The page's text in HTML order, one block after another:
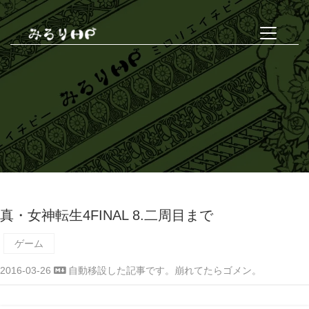
真・女神転生4FINAL 8.二周目まで
ゲーム
2016-03-26 自動移設した記事です。崩れてたらゴメン。